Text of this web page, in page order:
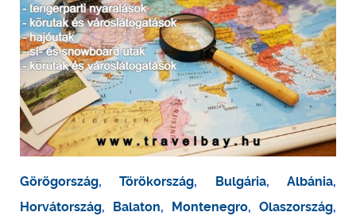
Görögország,Törökország, Bulgária,Albánia,
Horvátország, Balaton, Montenegro, Olaszország,